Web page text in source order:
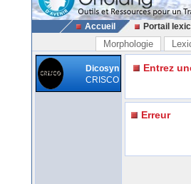
Accueil Portail
Morphologie
Dicosyn
CRISCO
Entrez
Erreur